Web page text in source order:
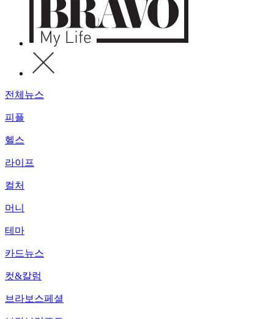
전체뉴스
피플
헬스
라이프
컬처
머니
테마
카드뉴스
컷&칼럼
브라보스페셜